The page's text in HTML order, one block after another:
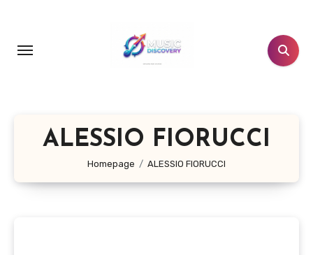
contenuto
ALESSIO FIORUCCI
Homepage ALESSIO FIORUCCI